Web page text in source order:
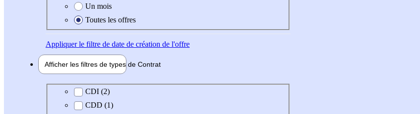
Un mois
Toutes les offres
Appliquerle filtre de date de création de l'offre
Afficher les filtres de types de Contrat
Type de contrat
CDI (2)
CDD (1)